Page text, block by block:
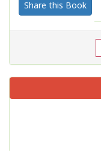
Share this Book